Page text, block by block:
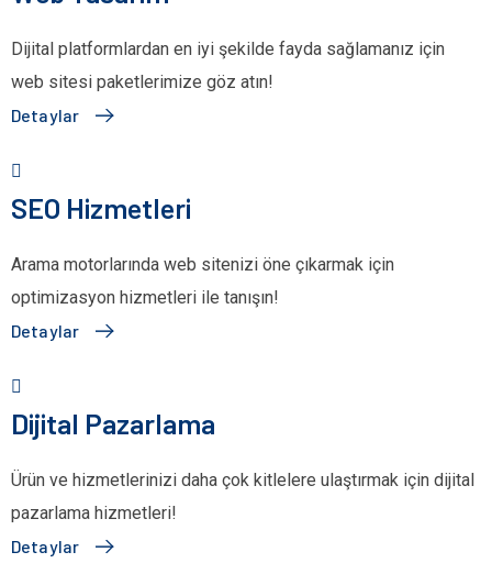
Dijital platformlardan en iyi şekilde fayda sağlamanız için
web sitesi paketlerimize göz atın!
Detaylar
SEO Hizmetleri
Arama motorlarında web sitenizi öne çıkarmak için
optimizasyon hizmetleri ile tanışın!
Detaylar
Dijital Pazarlama
Ürün ve hizmetlerinizi daha çok kitlelere ulaştırmak için dijital
pazarlama hizmetleri!
Detaylar